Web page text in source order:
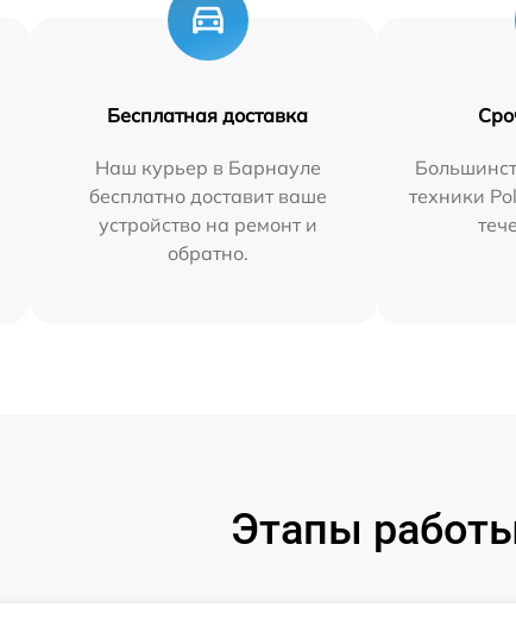
Бесплатная доставка
Наш курьер в Барнауле
бесплатно доставит ваше
устройство на ремонт и
обратно.
техники
Этапы